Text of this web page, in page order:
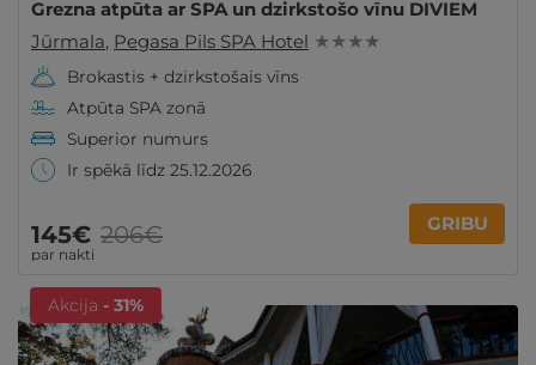
Grezna atpūta ar SPA un dzirkstošo vīnu DIVIEM
Jūrmala, Pegasa Pils SPA Hotel ★ ★ ★ ★
Brokastis + dzirkstošais vīns
Atpūta SPA zonā
Superior numurs
Ir spēkā līdz 25.12.2026
145€
par nakti
206€ GRIBU
Akcija - 31%